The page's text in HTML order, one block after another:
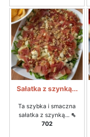
Sałatka z szynką...
Ta szybka i smaczna
sałatka z szynką... ⇖
702